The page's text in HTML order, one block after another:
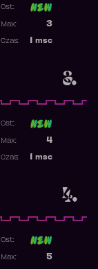
3.
Ost:
3
Max:
msc
Czas:
4.
Ost:
4
Max:
msc
Czas:
Ost:
5
Max: